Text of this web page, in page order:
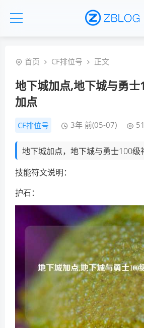
首页 CF排位号 正文
地下城加点,地下城与勇
加点
CF排位号 3年 前(05-07)
地下城加点，地下城与勇士100级
技能符文说明：
护石：